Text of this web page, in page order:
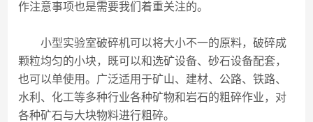
作注意事项也是需要我们着重关注的。
小型实验室破碎机可以将大小不一的原料，破碎成
颗粒均匀的小块，既可以和选矿设备、砂石设备配套，
也可以单使用。广泛适用于矿山、建材、公路、铁路、
水利、化工等多种行业各种矿物和岩石的粗碎作业，对
各种矿石与大块物料进行粗碎。